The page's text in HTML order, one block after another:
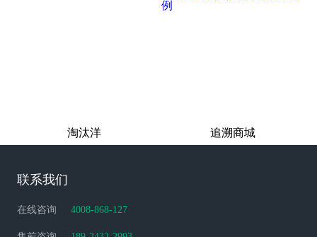
淘汰洋 追溯商城
联系我们
在线咨询 4008-868-127